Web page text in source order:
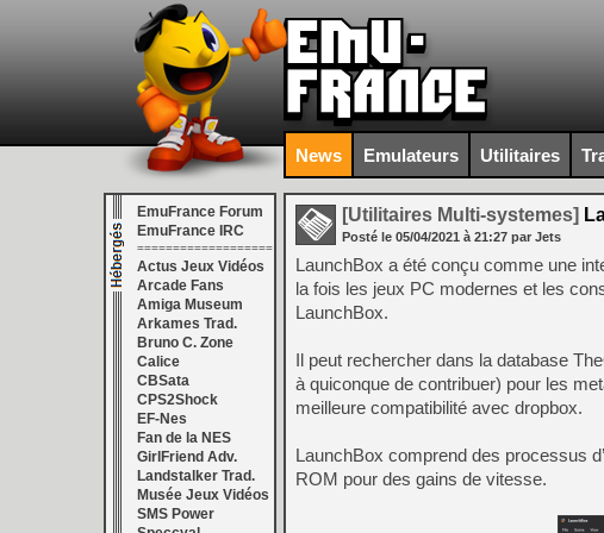
News Emulateurs Utilitaires
EmuFrance Forum
EmuFrance IRC
===================
Actus Jeux Vidéos
Arcade Fans
Amiga Museum
Arkames Trad.
Bruno C. Zone
Calice
CBSata
CPS2Shock
EF-Nes
Fan de la NES
GirlFriend Adv.
Landstalker Trad.
Musée Jeux Vidéos
SMS Power
[Utilitaires Multi-systemes]
Posté le 05/04/2021 à 21:27 par Jets
LaunchBox a été conçu comme une
la fois les jeux PC modernes et les
LaunchBox.
Il peut rechercher dans la database
à quiconque de contribuer) pour les
meilleure compatibilité avec dropbox.
LaunchBox comprend des processus
ROM pour des gains de vitesse.